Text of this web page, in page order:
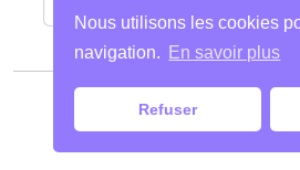
Paiements|Mentions
réservés
Nous utilisons les cookies
navigation.
En savoir plus
Refuser